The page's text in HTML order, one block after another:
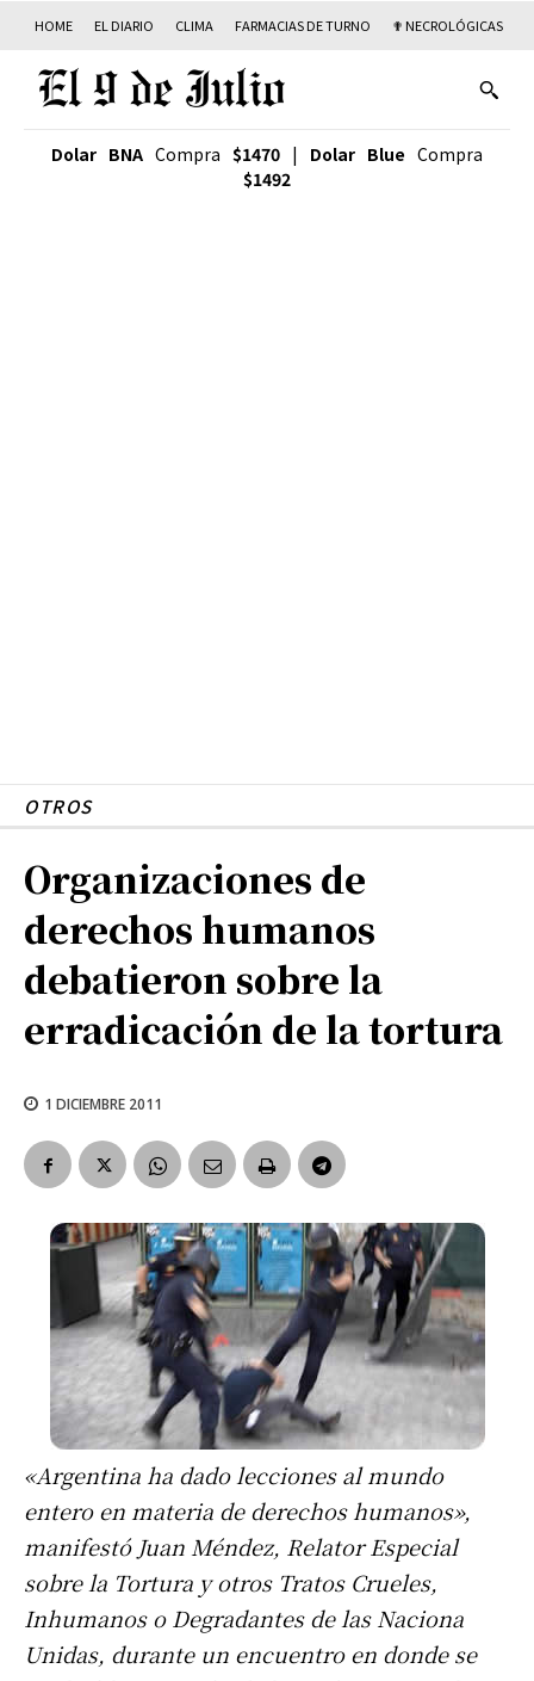
HOME EL DIARIO CLIMA FARMACIAS DE TURNO ✟ NECROLÓGICAS
Dolar BNA Compra $1470 | Dolar Blue Compra
$1492
OTROS
Organizaciones de
derechos humanos
debatieron sobre la
erradicación de la tortura
1 DICIEMBRE 2011
«Argentina ha dado lecciones al mundo
entero en materia de derechos humanos»,
manifestó Juan Méndez, Relator Especial
sobre la Tortura y otros Tratos Crueles,
Inhumanos o Degradantes de las Naciona
Unidas, durante un encuentro en donde se